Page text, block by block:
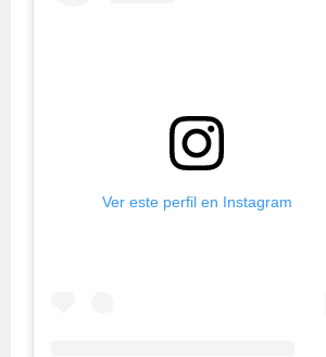
Ver este perfil en Instagram